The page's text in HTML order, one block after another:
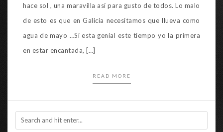
hace sol , una maravilla así para gusto de todos. Lo malo
de esto es que en Galicia necesitamos que llueva como
agua de mayo …Sí esta genial este tiempo yo la primera
en estar encantada, […]
READ MORE